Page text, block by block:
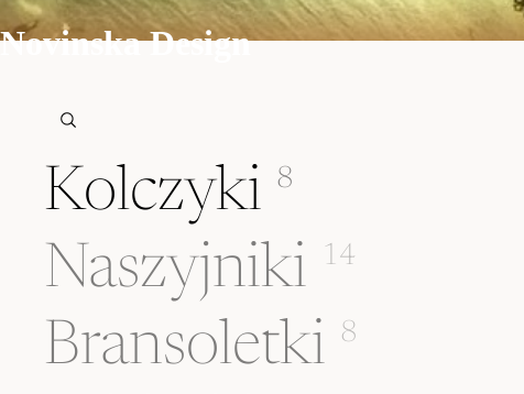
Novinska Design
Kolczyki 8
Naszyjniki 14
Bransoletki 8